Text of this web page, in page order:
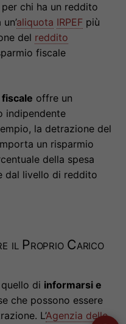
chi ha un reddito
aliquota IRPEF più
del reddito
fiscale
offre un
indipendente
la detrazione del
un risparmio
della spesa
dal livello di reddito
il Proprio Carico
di informarsi e
che possono essere
L’Agenzia delle